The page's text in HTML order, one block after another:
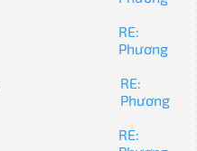
RE:
Phương
RE:
Phương
RE: